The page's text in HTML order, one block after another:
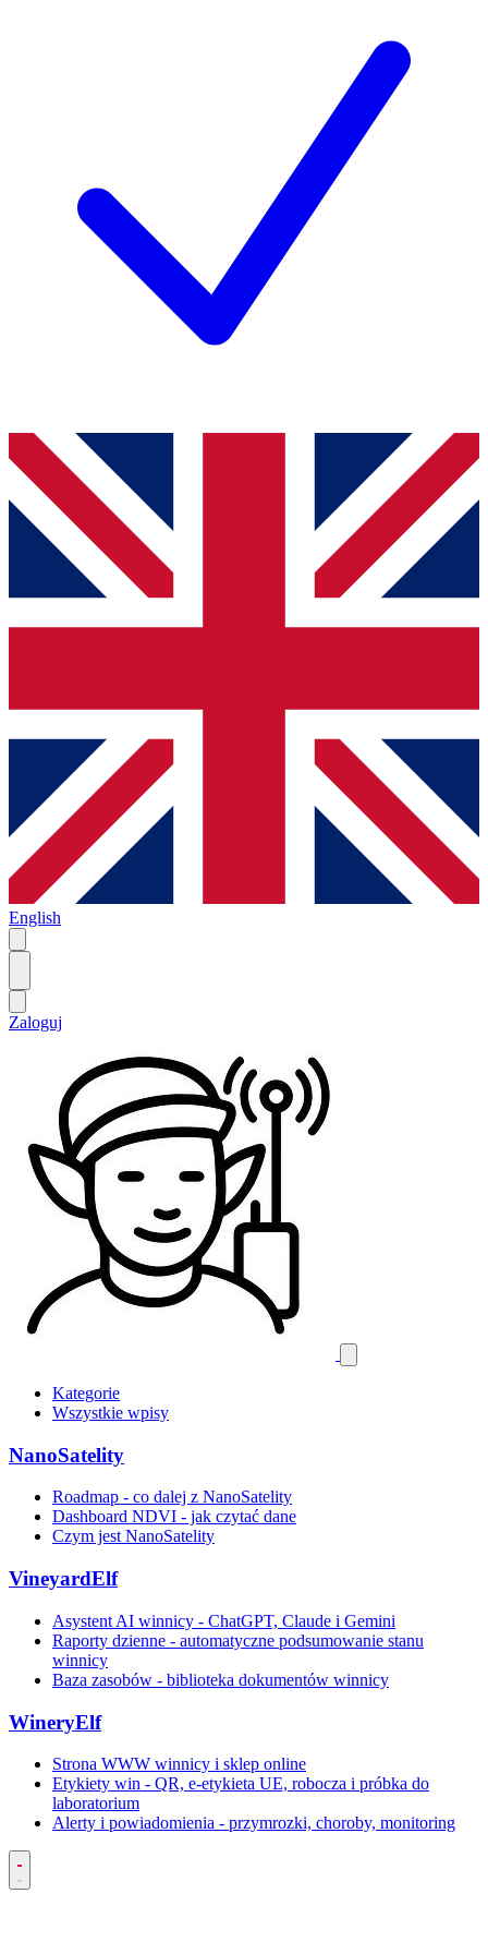
English
Zaloguj
Kategorie
Wszystkie wpisy
NanoSatelity
Roadmap - co dalej z NanoSatelity
Dashboard NDVI - jak czytać dane
Czym jest NanoSatelity
VineyardElf
Asystent AI winnicy - ChatGPT, Claude i Gemini
Raporty dzienne - automatyczne podsumowanie stanu
winnicy
Baza zasobów - biblioteka dokumentów winnicy
WineryElf
Strona WWW winnicy i sklep online
Etykiety win - QR, e-etykieta UE, robocza i próbka do
laboratorium
Alerty i powiadomienia - przymrozki, choroby, monitoring